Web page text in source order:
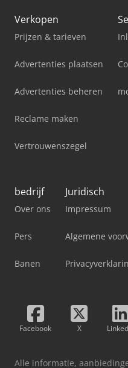
Verkopen
Prijzen & tarieven
Advertenties plaatsen
Advertenties beheren
Reclame maken
Vertrouwenszegel
bedrijf
Over ons
Pers
Banen
Juridisch
Impressum
Algemene
Facebook X
Alle informatie,